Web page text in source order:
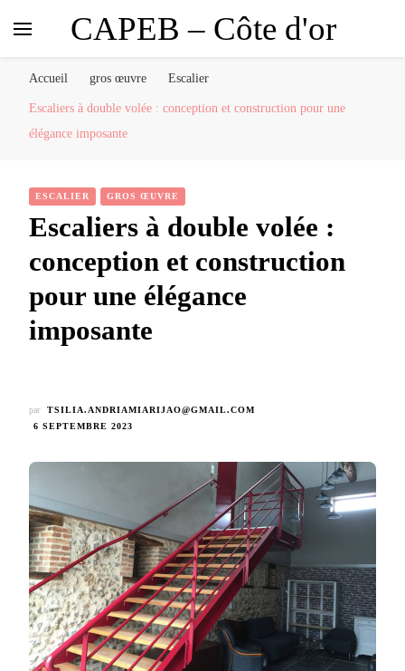
CAPEB – Côte d'or
Accueil gros œuvre Escalier
Escaliers à double volée : conception et construction pour une
élégance imposante
ESCALIER GROS ŒUVRE
Escaliers à double volée :
conception et construction
pour une élégance
imposante
par
TSILIA.ANDRIAMIARIJAO@GMAIL.COM
6 SEPTEMBRE 2023